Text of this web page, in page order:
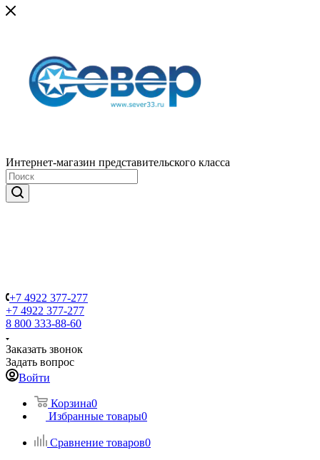
Интернет-магазин представительского класса
+7 4922 377-277
+7 4922 377-277
8 800 333-88-60
Заказать звонок
Задать вопрос
Войти
Корзина0
Избранные товары0
Сравнение товаров0